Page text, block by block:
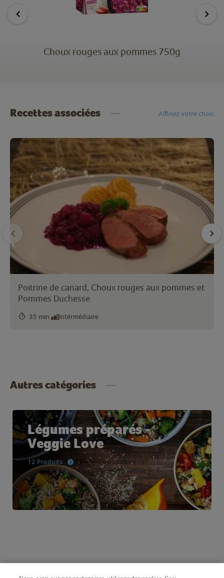
Choux rouges aux pommes 750g
Recettes associées Affinez votre choix
Poitrine de canard, Choux rouges aux pommes et
Pommes Duchesse
35 min. Intérmédiaire
Autres catégories
Légumes préparés -
Veggie Love
12 Produits